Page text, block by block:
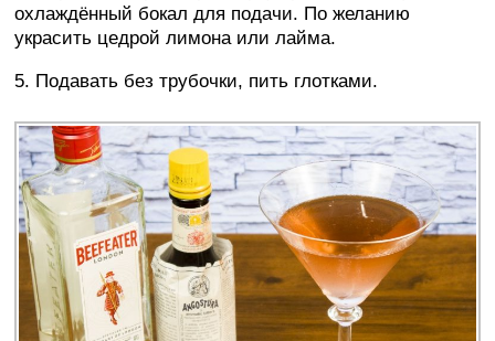
охлаждённый бокал для подачи. По желанию
украсить цедрой лимона или лайма.
5. Подавать без трубочки, пить глотками.